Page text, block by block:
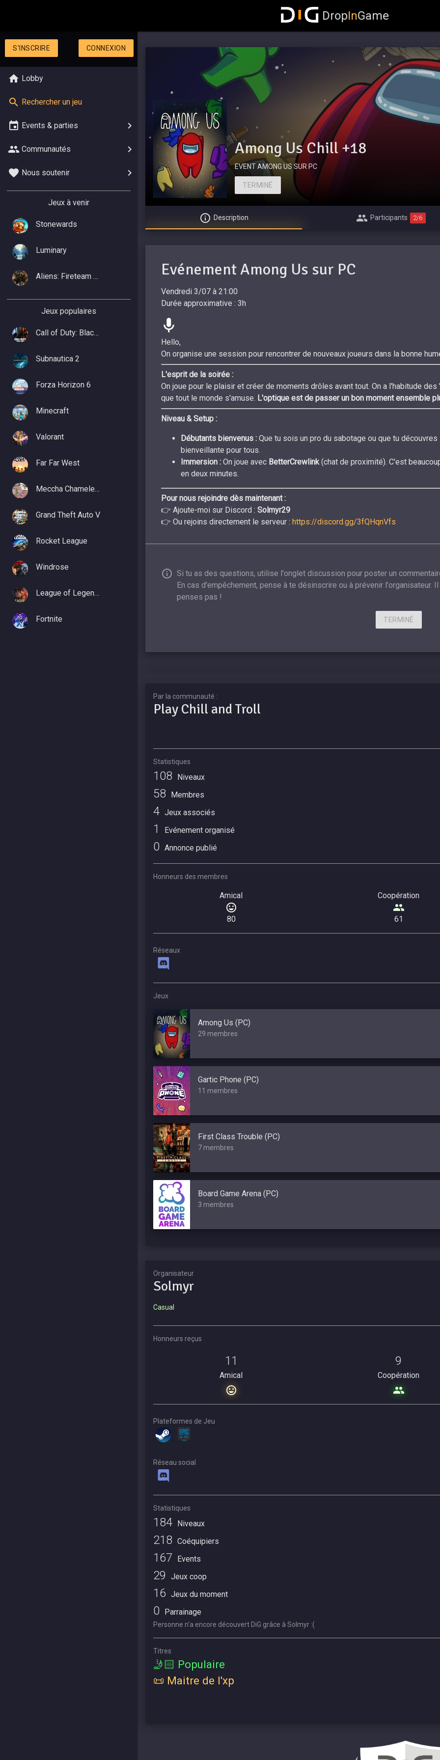
DropInGame
S'INSCRIRE CONNEXION
Lobby
Rechercher un jeu
Events & parties
Communautés
Nous soutenir
Jeux à venir
Stonewards
Luminary
Aliens: Fireteam Elite 2
Jeux populaires
Call of Duty: Black Ops 7
Subnautica 2
Forza Horizon 6
Minecraft
Valorant
Far Far West
Meccha Chameleon
Grand Theft Auto V
Rocket League
Windrose
League of Legends
Fortnite
Among Us Chill +18
EVENT AMONG US SUR PC
TERMINÉ
Description Participants 2/6
Evénement Among Us sur PC
Vendredi 3/07 à 21:00
Durée approximative : 3h
Hello,
On organise une session pour rencontrer de nouveaux joueurs dans la bonne
L'esprit de la soirée :
On joue pour le plaisir et créer de moments drôles avant tout. On a l'habitude
que tout le monde s'amuse. L'optique est de passer un bon moment ensemble
Niveau & Setup :
Débutants bienvenus : Que tu sois un pro du sabotage ou que tu
bienveillante pour tous.
Immersion : On joue avec BetterCrewlink (chat de proximité). C'est
en deux minutes.
Pour nous rejoindre dès maintenant :
👉 Ajoute-moi sur Discord : Solmyr29
👉 Ou rejoins directement le serveur : https://discord.gg/3fQHqnVfs
Si tu as des questions, utilise l'onglet discussion pour poster un
En cas d'empêchement, pense à te désinscrire ou à prévenir
penses pas !
TERMINÉ
Par la communauté :
Play Chill and Troll
Statistiques
108 Niveaux
58 Membres
4 Jeux associés
1 Evénement organisé
0 Annonce publié
Honneurs des membres
Amical
80
Coopération
61
Réseaux
Jeux
Among Us (PC)
29 membres
Gartic Phone (PC)
11 membres
First Class Trouble (PC)
7 membres
Board Game Arena (PC)
3 membres
Organisateur
Solmyr
Casual
Honneurs reçus
11
Amical
9
Coopération
Plateformes de Jeu
Réseau social
Statistiques
184 Niveaux
218 Coéquipiers
167 Events
29 Jeux coop
16 Jeux du moment
0 Parrainage
Personne n'a encore découvert DiG grâce à Solmyr :(
Titres
🤳🏻 Populaire
📜 Maitre de l'xp